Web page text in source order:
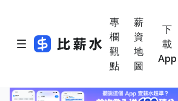
專
欄
觀
點
薪
資
地
圖
下
載
App